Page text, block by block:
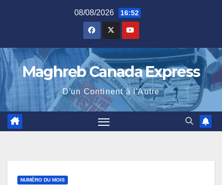
08/08/2026 16:52
Maghreb Canada Express
D'un Continent à l'Autre
NUMÉRO DU MOIS